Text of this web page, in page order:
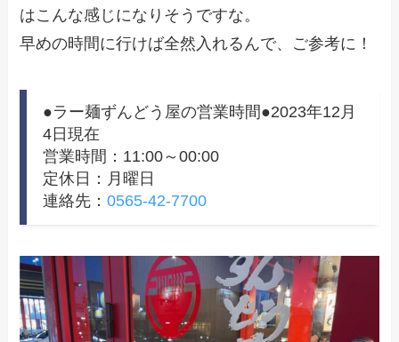
はこんな感じになりそうですな。
早めの時間に行けば全然入れるんで、ご参考に！
●ラー麺ずんどう屋の営業時間●2023年12月
4日現在
営業時間：11:00～00:00
定休日：月曜日
連絡先：0565-42-7700